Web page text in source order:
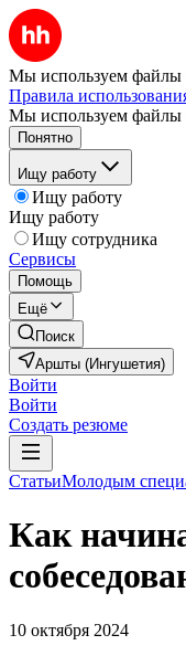
Мы используем файлы
Правила
Мы используем файлы
Понятно
Ищу работу
Ищу работу
Ищу работу
Ищу сотрудника
Сервисы
Помощь
Ещё
Поиск
Аршты (Ингушетия)
Войти
Войти
Создать резюме
СтатьиМолодым
Как
10 октября 2024